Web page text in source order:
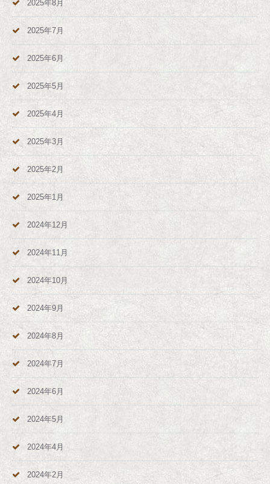
2025年8月
2025年7月
2025年6月
2025年5月
2025年4月
2025年3月
2025年2月
2025年1月
2024年12月
2024年11月
2024年10月
2024年9月
2024年8月
2024年7月
2024年6月
2024年5月
2024年4月
2024年2月